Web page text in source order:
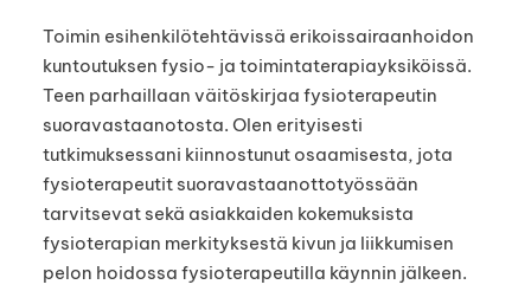
Toimin esihenkilötehtävissä erikoissairaanhoidon
kuntoutuksen fysio- ja toimintaterapiayksiköissä.
Teen parhaillaan väitöskirjaa fysioterapeutin
suoravastaanotosta. Olen erityisesti
tutkimuksessani kiinnostunut osaamisesta, jota
fysioterapeutit suoravastaanottotyössään
tarvitsevat sekä asiakkaiden kokemuksista
fysioterapian merkityksestä kivun ja liikkumisen
pelon hoidossa fysioterapeutilla käynnin jälkeen.